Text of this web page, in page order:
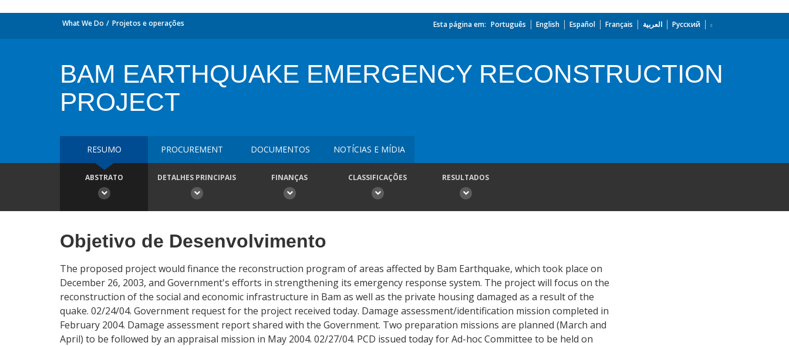
What We Do Projetos e operações Esta página em: Português English Español Français العربية Русский
BAM EARTHQUAKE EMERGENCY RECONSTRUCTION
PROJECT
RESUMO PROCUREMENT DOCUMENTOS NOTÍCIAS E MÍDIA
ABSTRATO DETALHES PRINCIPAIS FINANÇAS CLASSIFICAÇÕES RESULTADOS
Objetivo de Desenvolvimento
The proposed project would finance the reconstruction program of areas affected by Bam Earthquake, which took place on
December 26, 2003, and Government's efforts in strengthening its emergency response system. The project will focus on the
reconstruction of the social and economic infrastructure in Bam as well as the private housing damaged as a result of the
quake. 02/24/04. Government request for the project received today. Damage assessment/identification mission completed in
February 2004. Damage assessment report shared with the Government. Two preparation missions are planned (March and
April) to be followed by an appraisal mission in May 2004. 02/27/04. PCD issued today for Ad-hoc Committee to be held on